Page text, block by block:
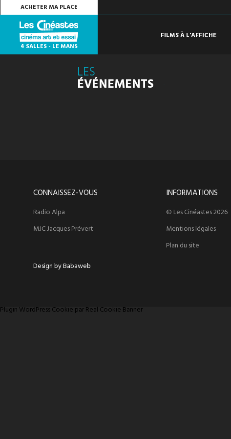
ACHETER MA PLACE
4 SALLES - LE MANS
FILMS À L'AFFICHE
LES
ÉVÉNEMENTS
CONNAISSEZ-VOUS
Radio Alpa
MJC Jacques Prévert
Design by Babaweb
INFORMATIONS
© Les Cinéastes 2026
Mentions légales
Plan du site
Plugin WordPress Cookie par Real Cookie Banner